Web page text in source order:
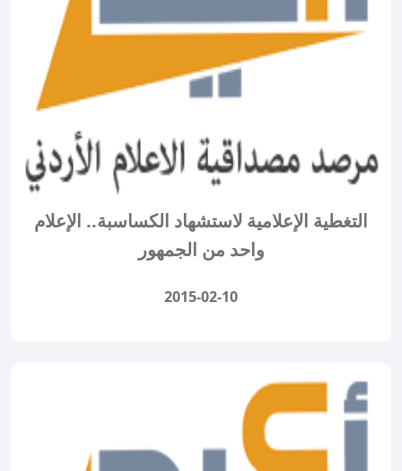
التغطية الإعلامية لاستشهاد الكساسبة.. الإعلام
واحد من الجمهور
2015-02-10